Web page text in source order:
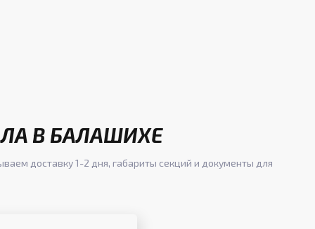
В БАЛАШИХЕ
доставку 1-2 дня, габариты секций и документы для